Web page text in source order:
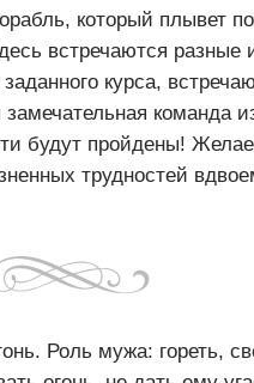
который плывет по
встречаются разные
курса,
команда
будут пройдены!
трудностей
Роль мужа: гореть,